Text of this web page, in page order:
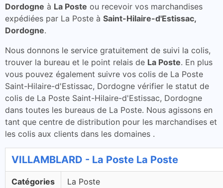
Dordogne à La Poste ou recevoir vos marchandises
expédiées par La Poste à Saint-Hilaire-d'Estissac,
Dordogne.
Nous donnons le service gratuitement de suivi la colis,
trouver la bureau et le point relais de La Poste. En plus
vous pouvez également suivre vos colis de La Poste
Saint-Hilaire-d'Estissac, Dordogne vérifier le statut de
colis de La Poste Saint-Hilaire-d'Estissac, Dordogne
dans toutes les bureaus de La Poste. Nous agissons en
tant que centre de distribution pour les marchandises et
les colis aux clients dans les domaines .
VILLAMBLARD - La Poste La Poste
Catégories La Poste